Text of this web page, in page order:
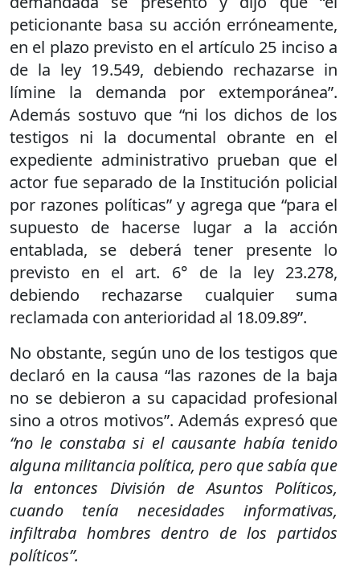
peticionante basa su acción erróneamente,
en el plazo previsto en el artículo 25 inciso a
de la ley 19.549, debiendo rechazarse in
límine la demanda por extemporánea”.
Además sostuvo que “ni los dichos de los
testigos ni la documental obrante en el
expediente administrativo prueban que el
actor fue separado de la Institución policial
por razones políticas” y agrega que “para el
supuesto de hacerse lugar a la acción
entablada, se deberá tener presente lo
previsto en el art. 6° de la ley 23.278,
debiendo rechazarse cualquier suma
reclamada con anterioridad al 18.09.89”.
No obstante, según uno de los testigos que
declaró en la causa “las razones de la baja
no se debieron a su capacidad profesional
sino a otros motivos”. Además expresó que
“no le constaba si el causante había tenido
alguna militancia política, pero que sabía que
la entonces División de Asuntos Políticos,
cuando tenía necesidades informativas,
infiltraba hombres dentro de los partidos
políticos”.